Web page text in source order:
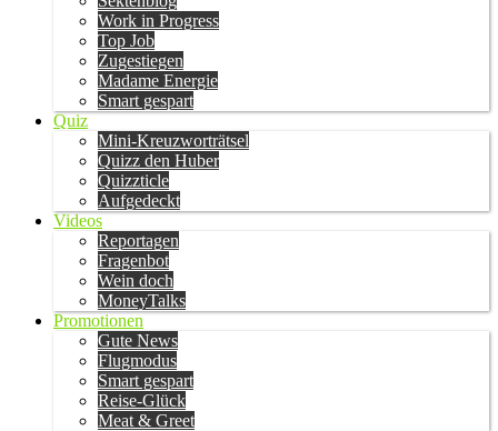
Work in Progress
Top Job
Zugestiegen
Madame Energie
Smart gespart
Quiz
Mini-Kreuzworträtsel
Quizz den Huber
Quizzticle
Aufgedeckt
Videos
Reportagen
Fragenbot
Wein doch
MoneyTalks
Promotionen
Gute News
Flugmodus
Smart gespart
Reise-Glück
Meat & Greet